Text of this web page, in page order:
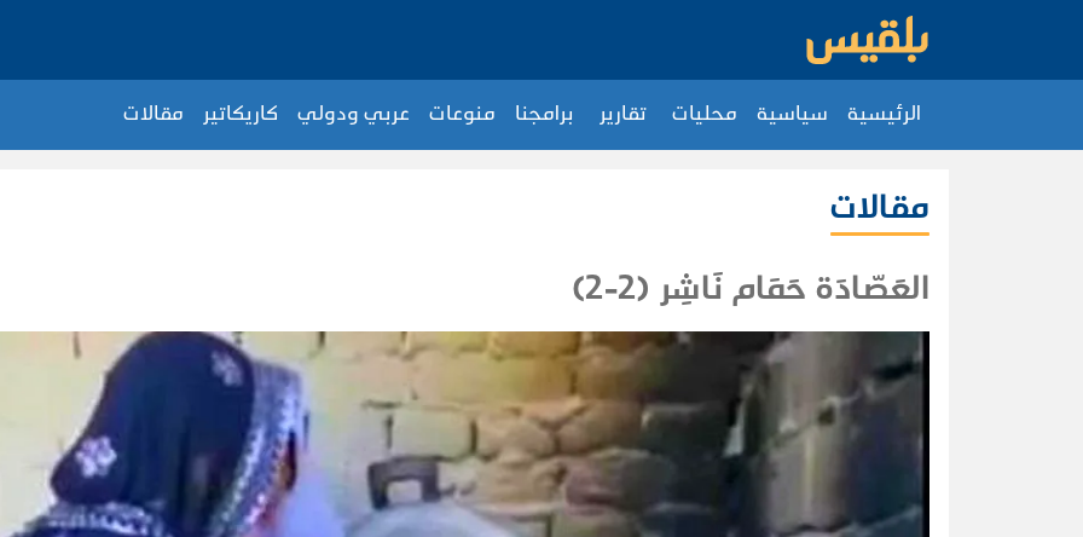
الرئيسية سياسية محليات تقارير برامجنا منوعات عربي ودولي كاريكاتير مقالات
مقالات
العَصّادَة حَمَام نَاشِر (2-2)